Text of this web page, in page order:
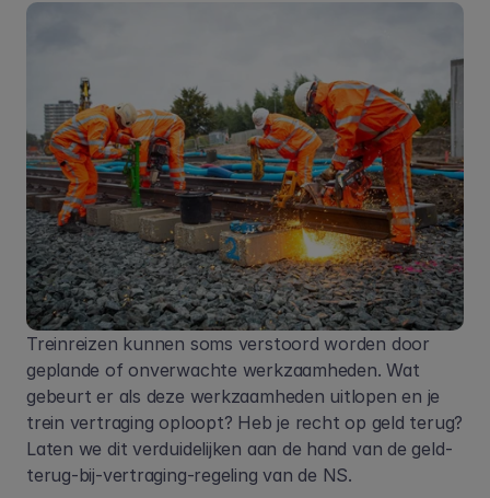
Treinreizen kunnen soms verstoord worden door
geplande of onverwachte werkzaamheden. Wat
gebeurt er als deze werkzaamheden uitlopen en je
trein vertraging oploopt? Heb je recht op geld terug?
Laten we dit verduidelijken aan de hand van de geld-
terug-bij-vertraging-regeling van de NS.